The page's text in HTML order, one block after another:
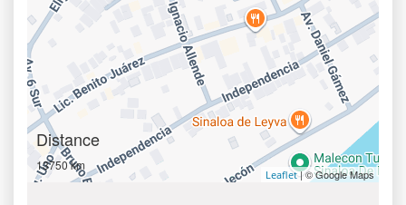
Distance
13750 km
Leaflet| © Google Maps